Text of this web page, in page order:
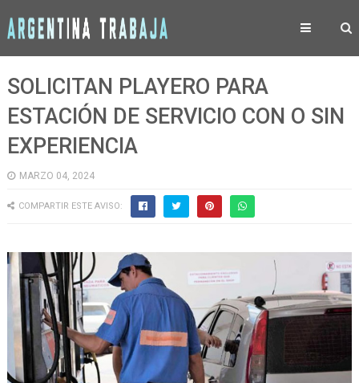
SOLICITAN PLAYERO PARA
ESTACIÓN DE SERVICIO CON O SIN
EXPERIENCIA
MARZO 04, 2024
COMPARTIR ESTE AVISO: